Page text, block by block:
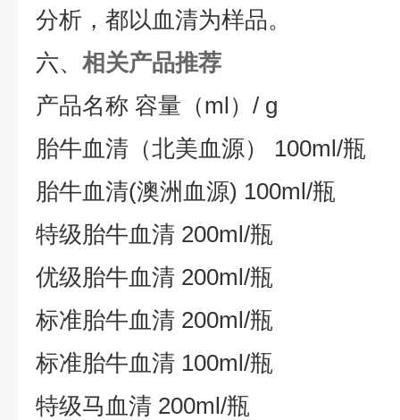
分析，都以血清为样品。
六、 相关产品推荐
产品名称 容量（ml）/ g
胎牛血清（北美血源） 100ml/瓶
胎牛血清(澳洲血源) 100ml/瓶
特级胎牛血清 200ml/瓶
优级胎牛血清 200ml/瓶
标准胎牛血清 200ml/瓶
标准胎牛血清 100ml/瓶
特级马血清 200ml/瓶